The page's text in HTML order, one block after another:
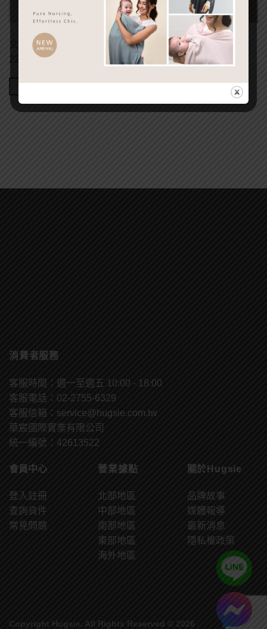
文章出處:嬰兒與母親 作者： 周品攸 | 發表日期：2020-09-
22 自古以來，女人只要一懷孕，就會有許多 […]
消費者服務
客服時間：週一至週五 10:00 - 18:00
客服電話：02-2755-6329
客服信箱： service@hugsie.com.tw
華宸國際實業有限公司
統一編號：42613522
會員中心
登入註冊
查詢貨件
常見問題
營業據點
北部地區
中部地區
南部地區
東部地區
海外地區
關於Hugsie
品牌故事
媒體報導
最新消息
隱私權政策
Copyright Hugsie. All Rights Reserved © 2026